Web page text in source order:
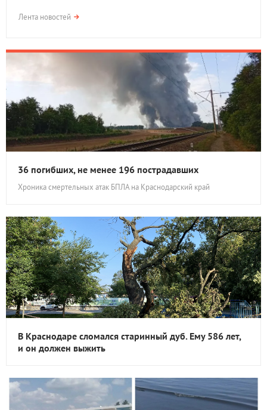
Лента новостей
36 погибших, не менее 196 пострадавших
Хроника смертельных атак БПЛА на Краснодарский край
В Краснодаре сломался старинный дуб. Ему 586 лет,
и он должен выжить